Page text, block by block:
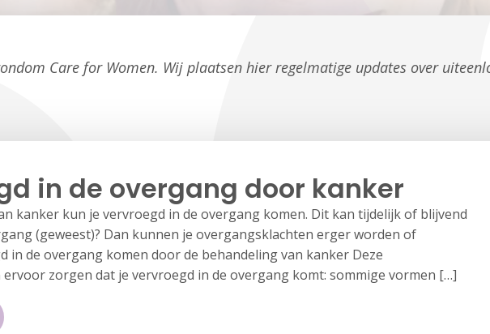
Care for Women. Wij plaatsen hier regelmatige updates over
in de overgang door kanker
kanker kun je vervroegd in de overgang komen. Dit kan tijdelijk of blijvend
(geweest)? Dan kunnen je overgangsklachten erger worden of
in de overgang komen door de behandeling van kanker Deze
zorgen dat je vervroegd in de overgang komt: sommige vormen […]